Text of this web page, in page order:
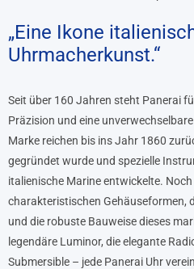
„Eine Ikone
Uhrmacherkunst.“
Seit über 160 Jahren steht Panerai
Präzision und eine
Marke reichen bis ins Jahr 1860
gegründet wurde und spezielle
italienische Marine entwickelte.
charakteristischen Gehäuseformen,
und die robuste Bauweise dieses
legendäre Luminor, die elegante
Submersible – jede Panerai Uhr